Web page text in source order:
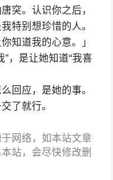
突。认识你之后，
特别想珍惜的人。
知道我的心意。」
，是让她知道“我喜
回应，是她的事。
了就行。
网络，如本站文章
站，会尽快修改删